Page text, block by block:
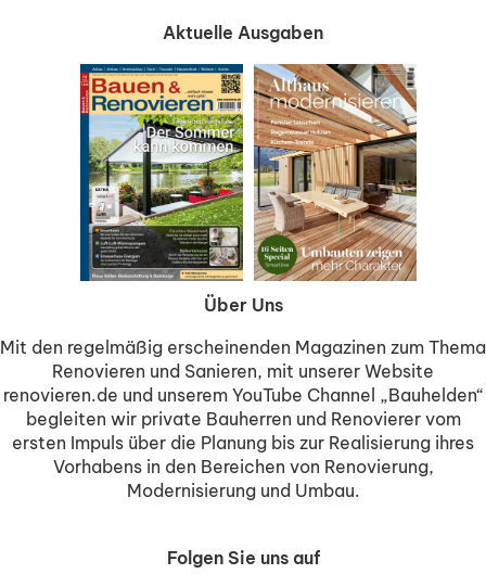
Aktuelle Ausgaben
Über Uns
Mit den regelmäßig erscheinenden Magazinen zum Thema
Renovieren und Sanieren, mit unserer Website
renovieren.de und unserem YouTube Channel „Bauhelden“
begleiten wir private Bauherren und Renovierer vom
ersten Impuls über die Planung bis zur Realisierung ihres
Vorhabens in den Bereichen von Renovierung,
Modernisierung und Umbau.
Folgen Sie uns auf